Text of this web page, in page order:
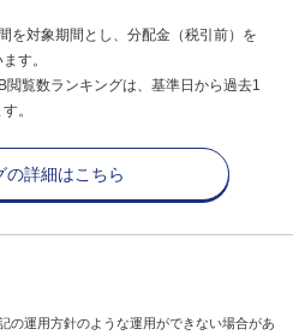
を対象期間とし、分配金（税引前）を
す。
覧数ランキングは、基準日から過去1
。
の詳細はこちら
の運用方針のような運用ができない場合があ